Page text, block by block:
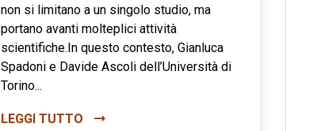
non si limitano a un singolo studio, ma
portano avanti molteplici attività
scientifiche.In questo contesto, Gianluca
Spadoni e Davide Ascoli dell’Università di
Torino...
LEGGI TUTTO